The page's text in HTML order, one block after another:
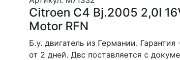
Citroen C4 Bj.2005 2,0l
Motor RFN
Б.у. двигатель из Германии.
от 2 дней. Двс поставляется с